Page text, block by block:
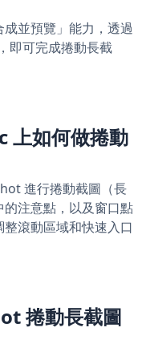
並預覽」能力，透過
即可完成捲動長截
上如何做捲動
進行捲動截圖（長
注意點，以及窗口點
滾動區域和快速入口
捲動長截圖